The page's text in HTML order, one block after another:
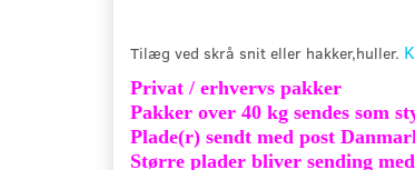
Tilæg ved skrå snit eller hakker,huller.
Privat / erhvervs pakker
Pakker over 40 kg sendes som
Plade(r) sendt med post
Større plader bliver sending